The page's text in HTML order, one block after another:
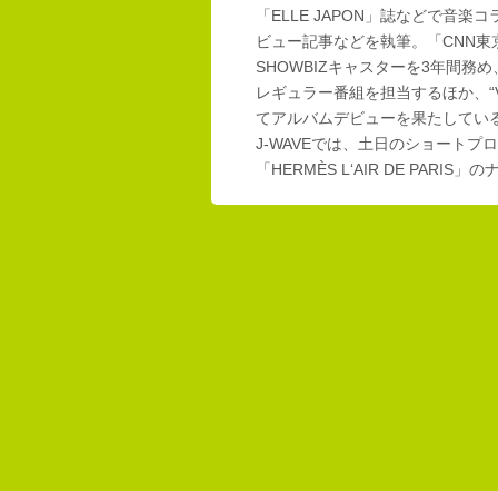
「ELLE JAPON」誌などで音楽コ
ビュー記事などを執筆。「CNN東
SHOWBIZキャスターを3年間務め
レギュラー番組を担当するほか、
てアルバムデビューを果たしてい
J-WAVEでは、土日のショートプ
「HERMÈS L‘AIR DE PARIS」